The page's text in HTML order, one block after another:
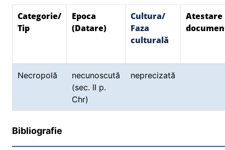
Categorie/
Tip
Epoca
(Datare)
Cultura/
Faza
culturală
Atestare
Necropolă
necunoscută
(sec. II p.
Chr)
neprecizată
Bibliografie